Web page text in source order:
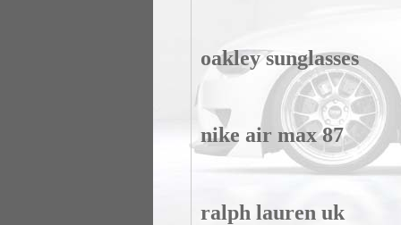
oakley sunglasses
nike air max 87
ralph lauren uk